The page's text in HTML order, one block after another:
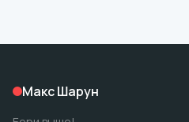
Макс Шарун